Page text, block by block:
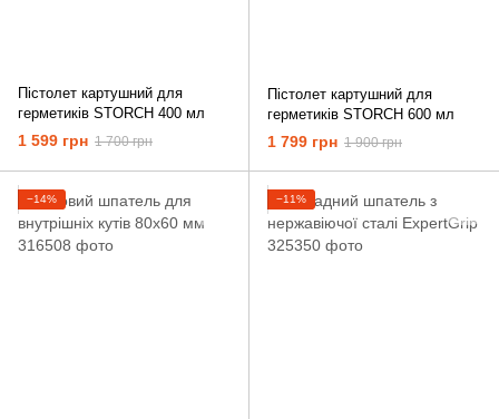
Пістолет картушний для
герметиків STORCH 400 мл
1 599 грн 1 700 грн
Пістолет картушний для
герметиків STORCH 600 мл
1 799 грн 1 900 грн
−14% −11%